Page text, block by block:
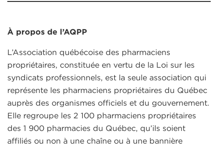
À propos de l’AQPP
L’Association québécoise des pharmaciens
propriétaires, constituée en vertu de la Loi sur les
syndicats professionnels, est la seule association qui
représente les pharmaciens propriétaires du Québec
auprès des organismes officiels et du gouvernement.
Elle regroupe les 2 100 pharmaciens propriétaires
des 1 900 pharmacies du Québec, qu’ils soient
affiliés ou non à une chaîne ou à une bannière